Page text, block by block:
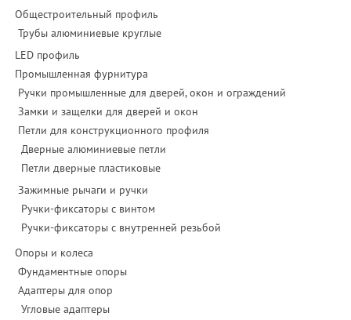
Общестроительный профиль
Трубы алюминиевые круглые
LED профиль
Промышленная фурнитура
Ручки промышленные для дверей, окон и ограждений
Замки и защелки для дверей и окон
Петли для конструкционного профиля
Дверные алюминиевые петли
Петли дверные пластиковые
Зажимные рычаги и ручки
Ручки-фиксаторы c винтом
Ручки-фиксаторы c внутренней резьбой
Опоры и колеса
Фундаментные опоры
Адаптеры для опор
Угловые адаптеры